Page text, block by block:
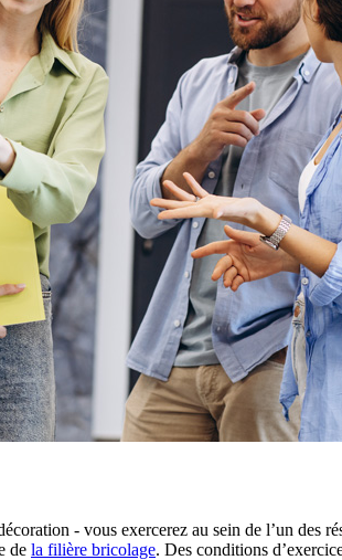
- vous exercerez au sein de l’un des
de la filière bricolage. Des conditions